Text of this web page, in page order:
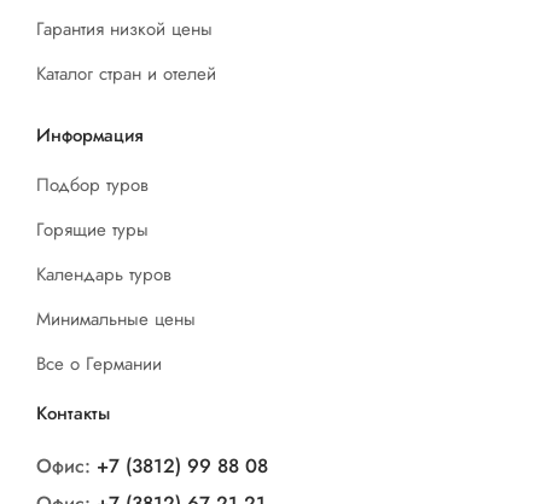
Гарантия низкой цены
Каталог стран и отелей
Информация
Подбор туров
Горящие туры
Календарь туров
Минимальные цены
Все о Германии
Контакты
Офис: +7 (3812) 99 88 08